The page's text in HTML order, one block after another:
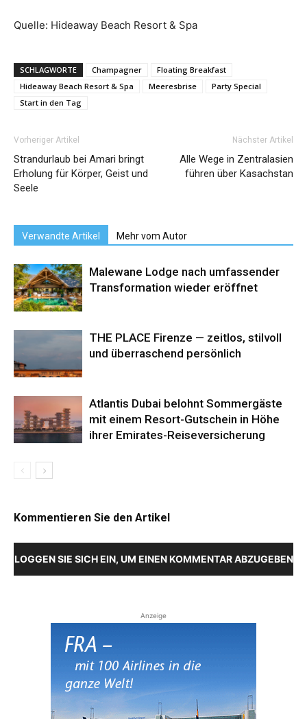
Quelle: Hideaway Beach Resort & Spa
SCHLAGWORTE Champagner
Floating Breakfast
Hideaway Beach Resort & Spa
Meeresbrise
Party Special
Start in den Tag
Vorheriger Artikel
Strandurlaub bei Amari bringt
Erholung für Körper, Geist und
Seele
Nächster Artikel
Alle Wege in Zentralasien
führen über Kasachstan
Verwandte Artikel Mehr vom Autor
Malewane Lodge nach umfassender
Transformation wieder eröffnet
THE PLACE Firenze — zeitlos, stilvoll
und überraschend persönlich
Atlantis Dubai belohnt Sommergäste
mit einem Resort-Gutschein in Höhe
ihrer Emirates-Reiseversicherung
Kommentieren Sie den Artikel
LOGGEN SIE SICH EIN, UM EINEN KOMMENTAR ABZUGEBEN
Anzeige